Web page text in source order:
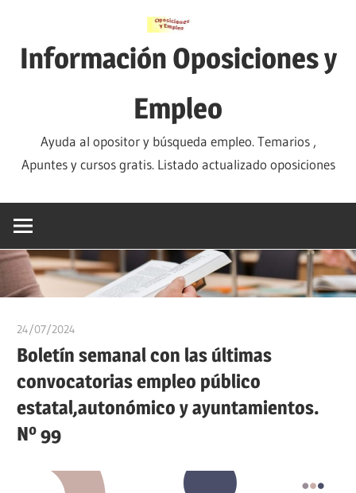
contenido
Información Oposiciones y
Empleo
Ayuda al opositor y búsqueda empleo. Temarios ,
Apuntes y cursos gratis. Listado actualizado oposiciones
24/07/2024
Boletín semanal con las últimas
convocatorias empleo público
estatal,autonómico y ayuntamientos.
Nº 99